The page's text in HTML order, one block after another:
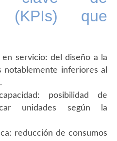
(KPIs) que
en servicio: del diseño a la
notablemente inferiores al
posibilidad de
unidades según la
reducción de consumos